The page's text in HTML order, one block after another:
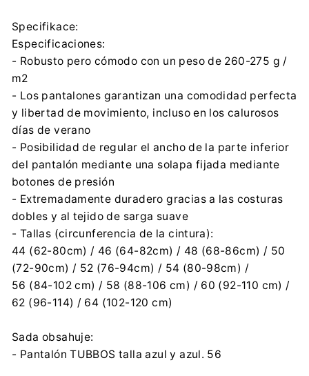
Specifikace:
Especificaciones:
- Robusto pero cómodo con un peso de 260-275 g /
m2
- Los pantalones garantizan una comodidad perfecta
y libertad de movimiento, incluso en los calurosos
días de verano
- Posibilidad de regular el ancho de la parte inferior
del pantalón mediante una solapa fijada mediante
botones de presión
- Extremadamente duradero gracias a las costuras
dobles y al tejido de sarga suave
- Tallas (circunferencia de la cintura):
44 (62-80cm) / 46 (64-82cm) / 48 (68-86cm) / 50
(72-90cm) / 52 (76-94cm) / 54 (80-98cm) /
56 (84-102 cm) / 58 (88-106 cm) / 60 (92-110 cm) /
62 (96-114) / 64 (102-120 cm)
Sada obsahuje:
- Pantalón TUBBOS talla azul y azul. 56